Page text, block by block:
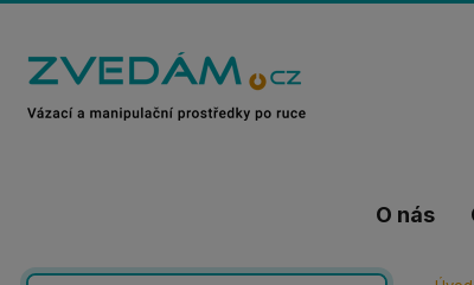
O nás